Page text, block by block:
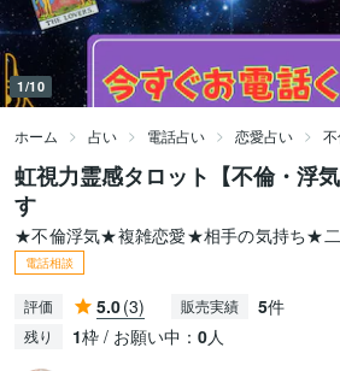
1/10
ホーム 占い 電話占い 恋愛占い
虹視力霊感タロット【不倫・浮
す
★不倫浮気★複雑恋愛★相手の気持ち★
電話相談
評価 5.0(3) 販売実績 5件
残り 1枠 / お願い中： 0人